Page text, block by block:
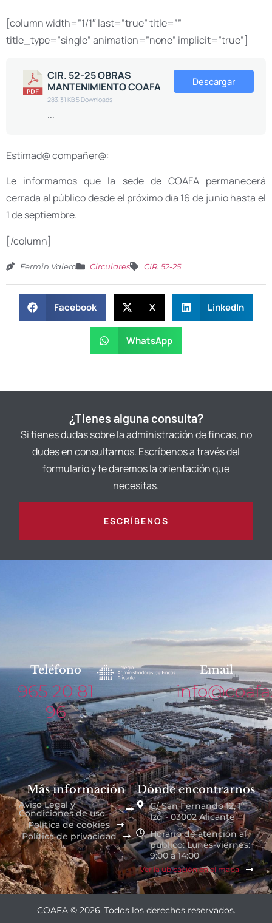
[column width=”1/1″ last=”true” title=””
title_type=”single” animation=”none” implicit=”true”]
CIR. 52-25 OBRAS
MANTENIMIENTO COAFA
283.31 KB5 Downloads
...
Descargar
Estimad@ compañer@:
Le informamos que la sede de COAFA permanecerá
cerrada al público desde el próximo día 16 de junio hasta el
1 de septiembre.
[/column]
Fermin Valero Circulares CIR. 52-25
Facebook X LinkedIn
WhatsApp
¿Tienes alguna consulta?
Si tienes dudas sobre la administración de fincas, no
dudes en consultarnos. Escríbenos a través del
formulario y te daremos la orientación que
necesitas.
ESCRÍBENOS
Teléfono
965 20 81
96
Email
Más información
Aviso Legal y
Condiciones de uso
Política de cookies
Política de privacidad
Dónde encontrarnos
C/ San Fernando 12, 1º
Izq - 03002 Alicante
Horario de atención al
público: Lunes-viernes:
9:00 a 14:00
Ver la ubicación en el mapa
COAFA © 2026. Todos los derechos reservados.